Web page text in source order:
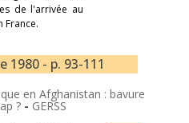
de l'arrivée au
France.
1980 - p. 93-111
en Afghanistan : bavure
? - GERSS